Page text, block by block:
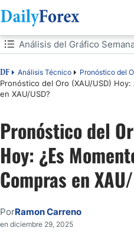
Tabla de contenidos
DF Análisis Técnico Pronóstico del
Pronóstico del Oro (XAU/USD)
en XAU/USD?
Análisis del Gráfico
Análisis del Gráfico Semanal en el
Análisis del Gráfico Diario en el
El Contexto Actual Continúa
Pronóstico del
Hoy: ¿Es
Compras en
PorRamon Carreno
en diciembre 29, 2025